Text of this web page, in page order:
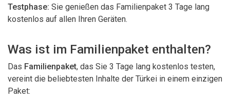
Testphase: Sie genießen das Familienpaket 3 Tage lang
kostenlos auf allen Ihren Geräten.
Was ist im Familienpaket enthalten?
Das Familienpaket, das Sie 3 Tage lang kostenlos testen,
vereint die beliebtesten Inhalte der Türkei in einem einzigen
Paket: